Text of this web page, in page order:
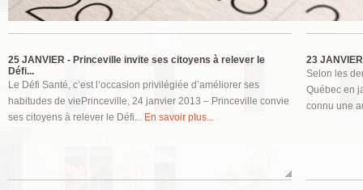
25 JANVIER - Princeville invite ses citoyens à relever le
Défi...
Le Défi Santé, c’est l’occasion privilégiée d’améliorer ses
habitudes de viePrinceville, 24 janvier 2013 – Princeville convie
ses citoyens à relever le Défi... En savoir plus...
23
Selon les
Québec en
connu une
Pages